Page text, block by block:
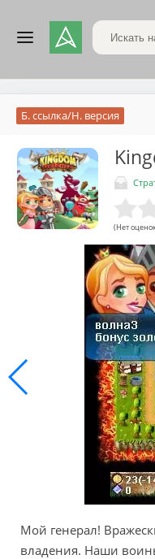
Поиск по
Б. ссылка/Н. версия
(Нет
Мой генерал!
владения. Наши